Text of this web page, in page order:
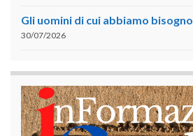
Gli uomini di cui abbiamo bisogno
30/07/2026